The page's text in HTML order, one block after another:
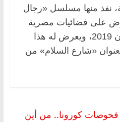
نفذ منها مسلسل «رجال
على فضائيات مصرية
وعربية خلال شهر رمضان 2019، ويعرض له هذا
«شارع السلام» من
فحوصات كورونا.. من أين